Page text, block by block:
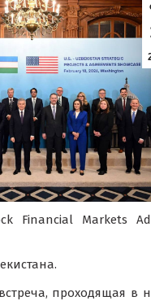
Financial Markets
проходящая в